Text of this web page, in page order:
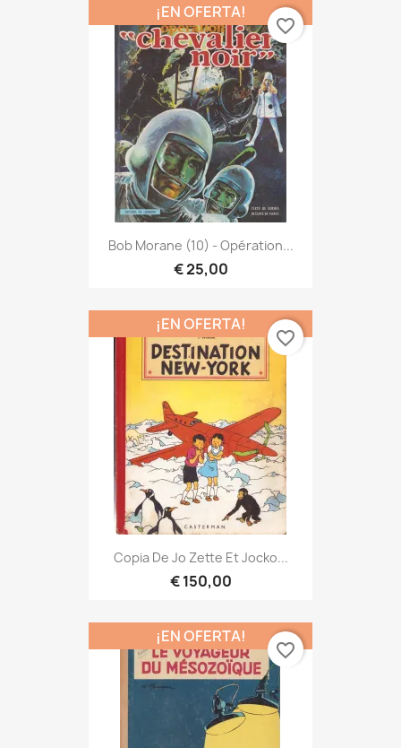
Bob Morane (10) - Opération...
€ 25,00
¡EN OFERTA!
favorite_border
Copia De Jo Zette Et Jocko...
€ 150,00
¡EN OFERTA!
favorite_border
¡EN OFERTA!
favorite_border